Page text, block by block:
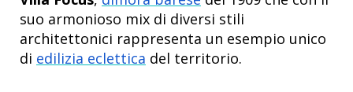
suo armonioso mix di diversi stili
architettonici rappresenta un esempio unico
di edilizia eclettica del territorio.